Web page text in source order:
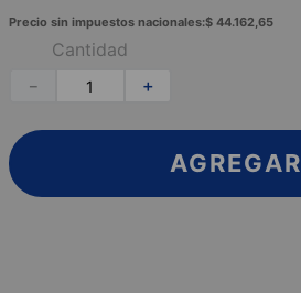
Precio sin impuestos nacionales:$ 44.162,65
Cantidad
＋
－
AGREGAR